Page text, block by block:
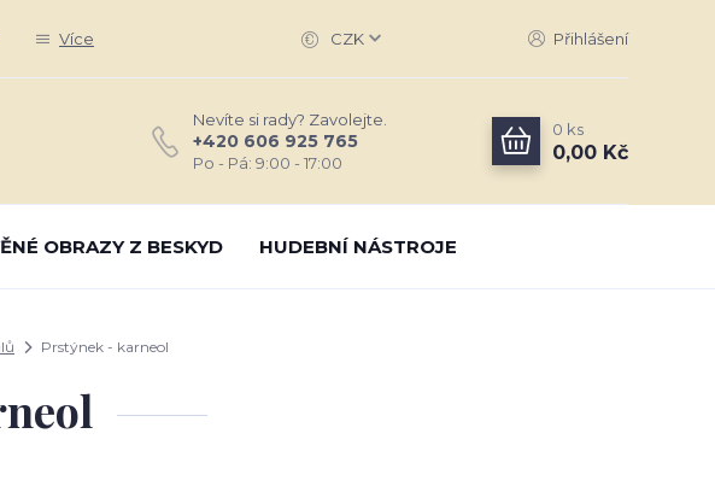
Více CZK Přihlášení
Nevíte si rady? Zavolejte.
+420 606 925 765
Po - Pá: 9:00 - 17:00
0 ks
0,00 Kč
OBRAZY Z BESKYD HUDEBNÍ NÁSTROJE
Prstýnek - karneol